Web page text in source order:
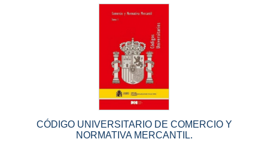
CÓDIGO UNIVERSITARIO DE COMERCIO Y
NORMATIVA MERCANTIL.